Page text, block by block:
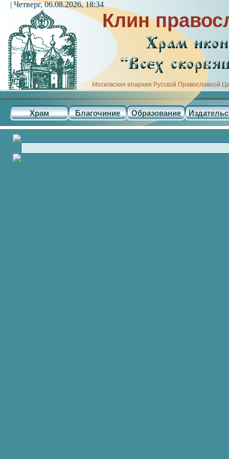
Клин
Московская епархия Русской Православной
Храм Благочиние Образование
| Четверг, 06.08.2026, 18:34